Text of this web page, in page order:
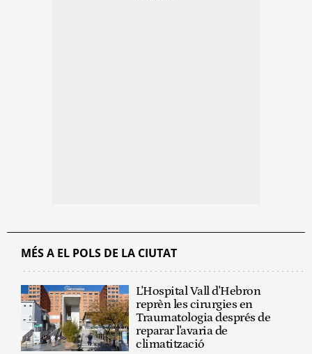
MÉS A EL POLS DE LA CIUTAT
L'Hospital Vall d'Hebron
reprèn les cirurgies en
Traumatologia després de
reparar l'avaria de
climatització